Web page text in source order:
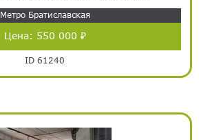
Метро Братиславская
Цена: 550 000 ₽
ID 61240